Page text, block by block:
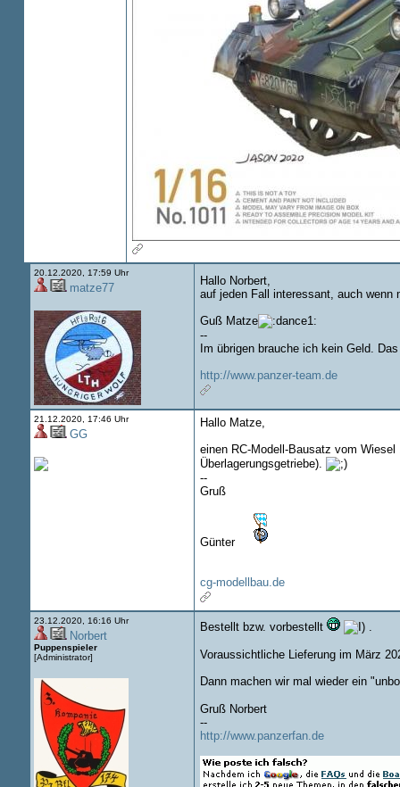
20.12.2020, 17:59 Uhr
matze77
Hallo Norbert,
auf jeden Fall interessant, auch wenn
Guß Matze
--
Im übrigen brauche ich kein Geld.
http://www.panzer-team.de
21.12.2020, 17:46 Uhr
GG
Hallo Matze,
einen RC-Modell-Bausatz vom
Überlagerungsgetriebe).
--
Gruß
Günter
cg-modellbau.de
23.12.2020, 16:16 Uhr
Norbert
Puppenspieler
[Administrator]
Bestellt bzw. vorbestellt .
Voraussichtliche Lieferung im März
Dann machen wir mal wieder ein
Gruß Norbert
--
http://www.panzerfan.de